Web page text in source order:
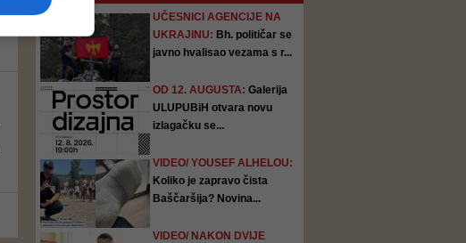
UČESNICI AGENCIJE NA
UKRAJINU: Bh. političar se
javno hvalisao vezama s r...
OD 12. AUGUSTA: Galerija
ULUPUBiH otvara novu
izlagačku se...
VIDEO/ YOUSEF ALHELOU:
Koliko je zapravo čista
Baščaršija? Novina...
VIDEO/ NAKON DVIJE